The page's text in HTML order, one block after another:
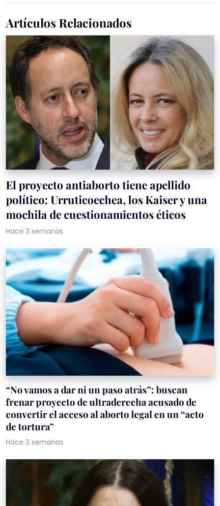
Artículos Relacionados
El proyecto antiaborto tiene apellido
político: Urruticoechea, los Kaiser y una
mochila de cuestionamientos éticos
Hace 3 semanas
“No vamos a dar ni un paso atrás”: buscan
frenar proyecto de ultraderecha acusado de
convertir el acceso al aborto legal en un “acto
de tortura”
Hace 3 semanas